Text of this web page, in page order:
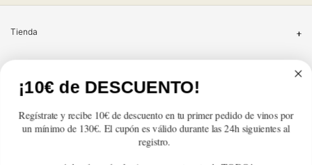
Tienda
Información
¡10€ de DESCUENTO!
Regístrate y recibe 10€ de descuento en tu primer pedido de vinos por
un mínimo de 130€. El cupón es válido durante las 24h siguientes al
registro.